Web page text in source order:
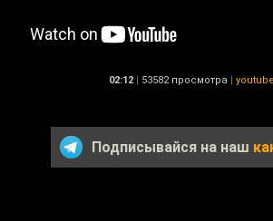
02:12 | 53582 просмотра | youtube
Подписывайся на наш